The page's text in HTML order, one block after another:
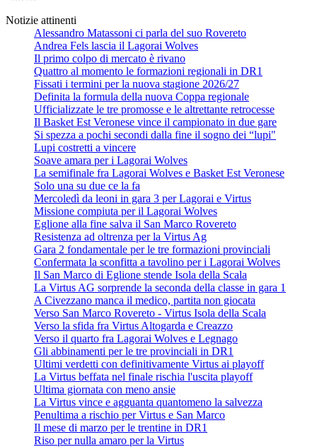
Notizie attinenti
Alessandro Matassoni ci parla del suo Rovereto
Andrea Fels lascia il Lagorai Wolves
Il primo colpo di mercato è rivano
Quattro al momento le formazioni regionali in DR1
Fissati i termini per la nuova stagione 2026/27
Definita la formula della nuova Coppa regionale
Ufficializzate le tre promosse e le altrettante retrocesse
Il Basket Est Veronese vince il campionato in due gare
Si spezza a pochi secondi dalla fine il sogno dei “lupi"
Lupi costretti a vincere
Soave amara per i Lagorai Wolves
La semifinale fra Lagorai Wolves e Basket Est Veronese
Solo una su due ce la fa
Mercoledì da leoni in gara 3 per Lagorai e Virtus
Missione compiuta per il Lagorai Wolves
Eglione alla fine salva il San Marco Rovereto
Resistenza ad oltrenza per la Virtus Ag
Gara 2 fondamentale per le tre formazioni provinciali
Confermata la sconfitta a tavolino per i Lagorai Wolves
Il San Marco di Eglione stende Isola della Scala
La Virtus AG sorprende la seconda della classe in gara 1
A Civezzano manca il medico, partita non giocata
Verso San Marco Rovereto - Virtus Isola della Scala
Verso la sfida fra Virtus Altogarda e Creazzo
Verso il quarto fra Lagorai Wolves e Legnago
Gli abbinamenti per le tre provinciali in DR1
Ultimi verdetti con definitivamente Virtus ai playoff
La Virtus beffata nel finale rischia l'uscita playoff
Ultima giornata con meno ansie
La Virtus vince e agguanta quantomeno la salvezza
Penultima a rischio per Virtus e San Marco
Il mese di marzo per le trentine in DR1
Riso per nulla amaro per la Virtus